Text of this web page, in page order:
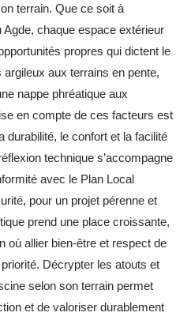
terrain. Que ce soit à
chaque espace extérieur
propres qui dictent le
aux terrains en pente,
nappe phréatique aux
en compte de ces facteurs est
durabilité, le confort et la facilité
technique s’accompagne
avec le Plan Local
pour un projet pérenne et
prend une place croissante,
où allier bien-être et respect de
Décrypter les atouts et
selon son terrain permet
et de valoriser durablement